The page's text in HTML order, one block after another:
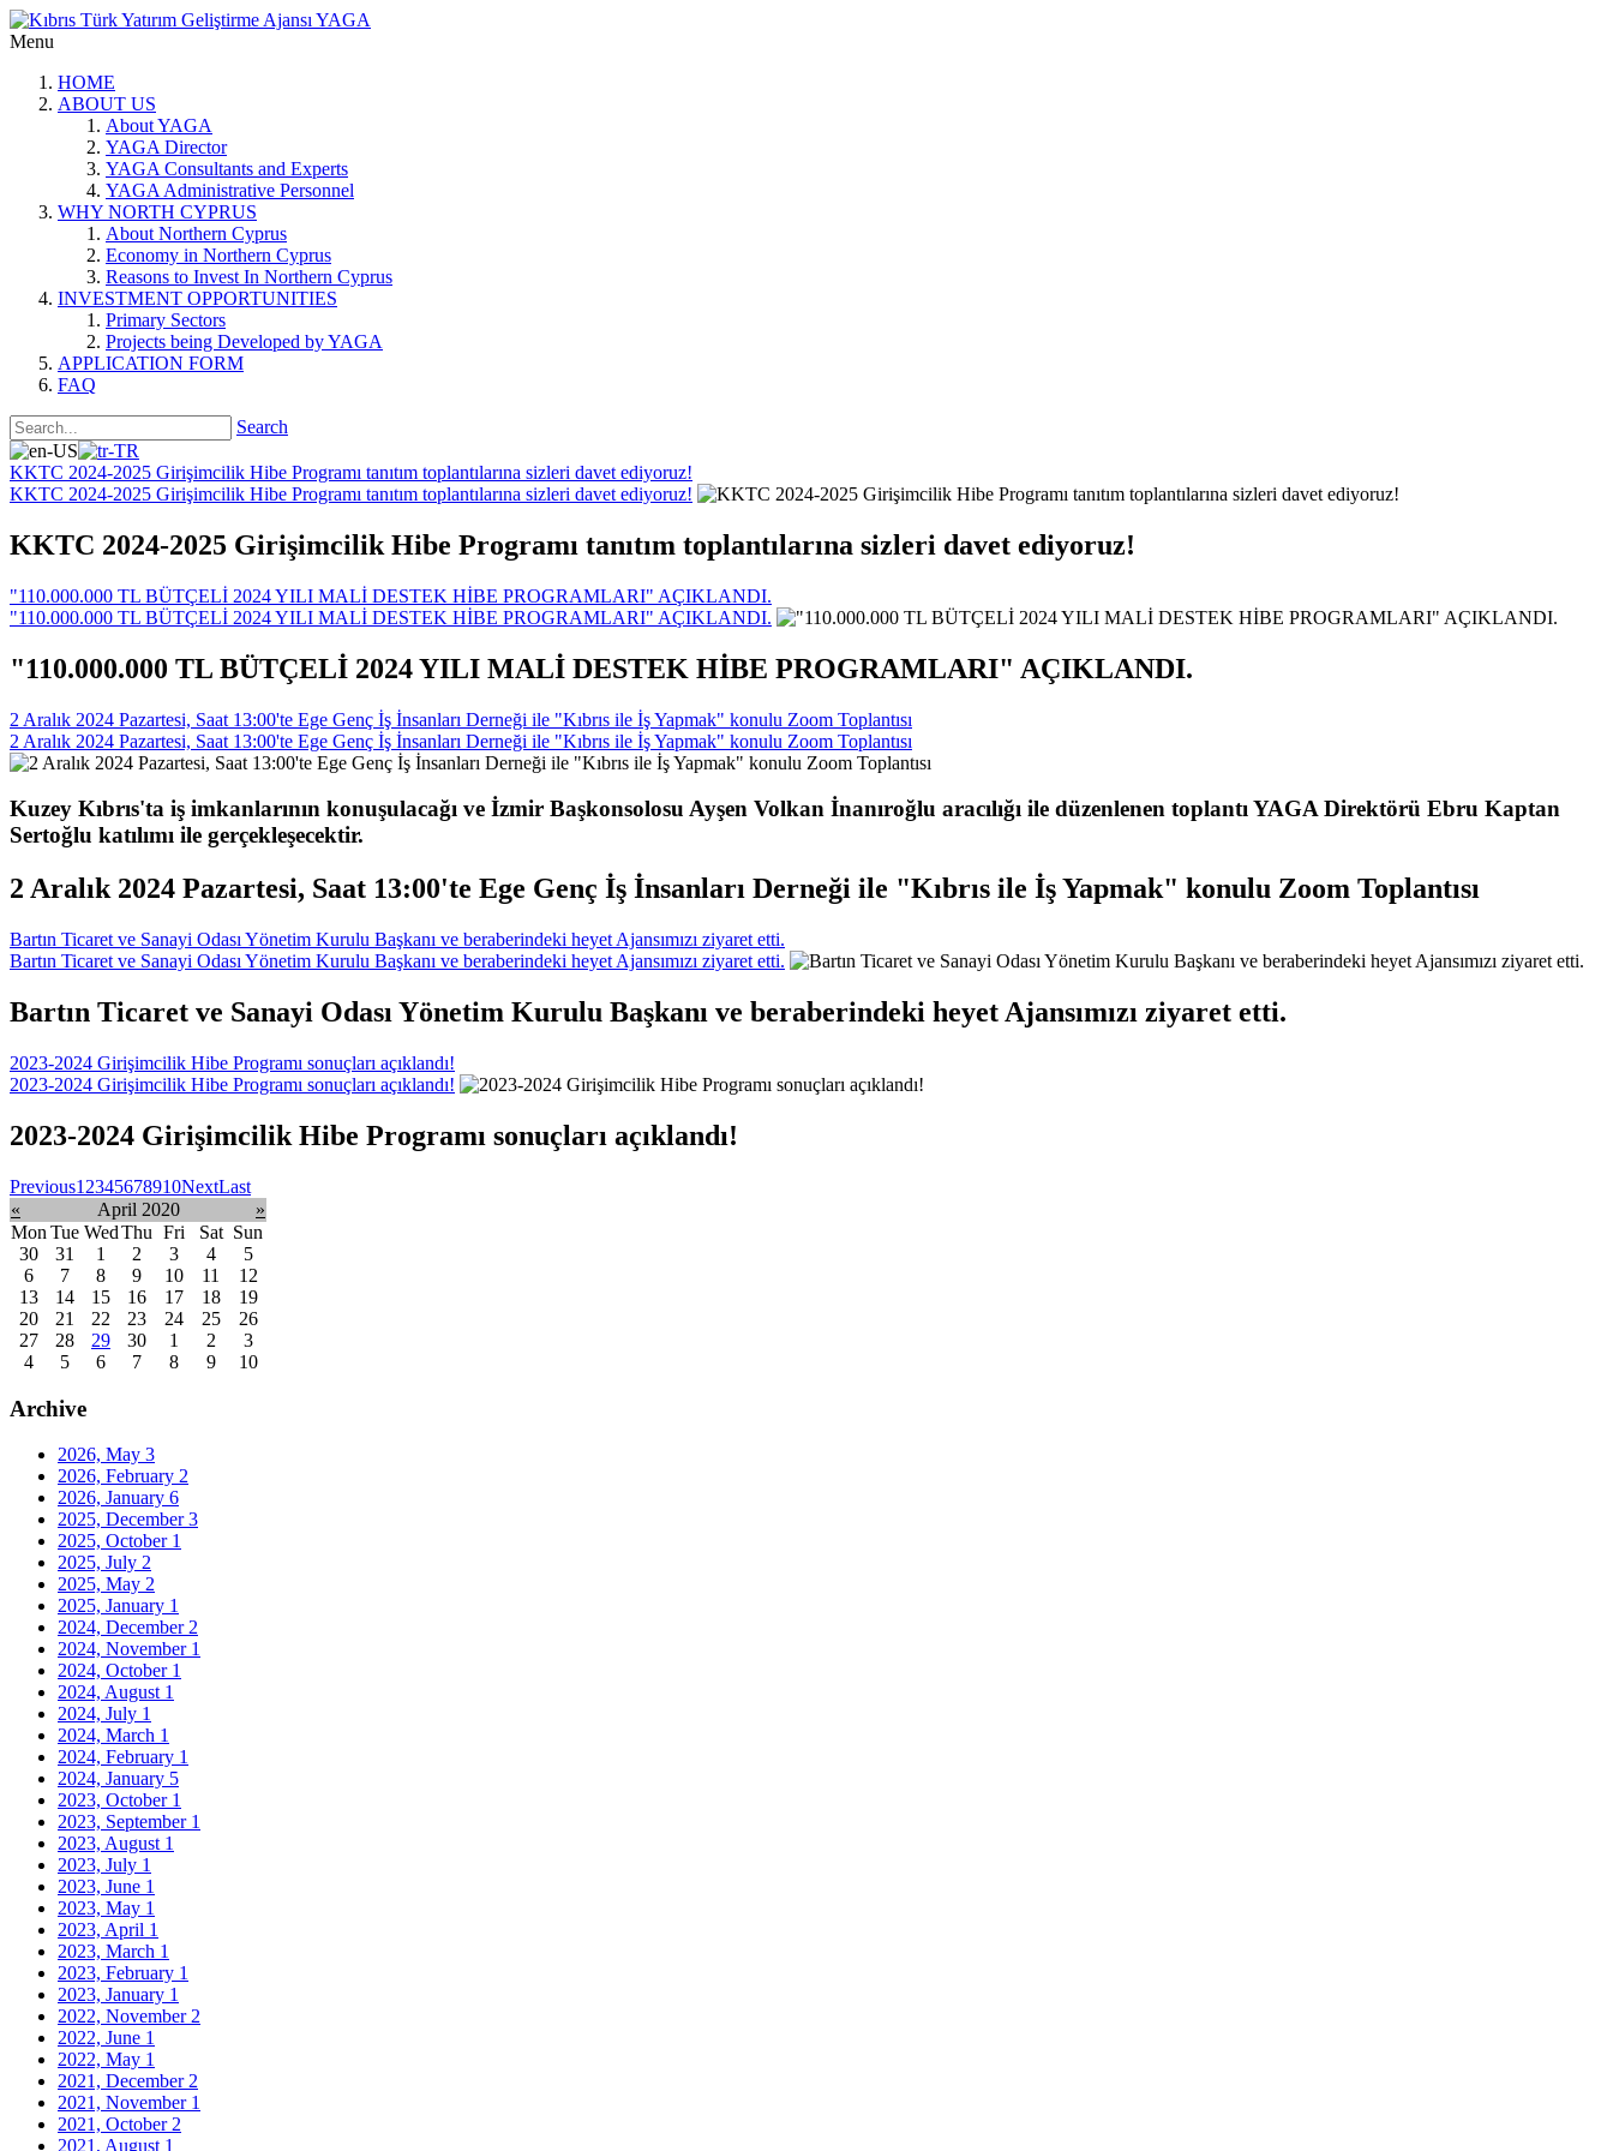
Menu
HOME
ABOUT US
About YAGA
YAGA Director
YAGA Consultants and Experts
YAGA Administrative Personnel
WHY NORTH CYPRUS
About Northern Cyprus
Economy in Northern Cyprus
Reasons to Invest In Northern Cyprus
INVESTMENT OPPORTUNITIES
Primary Sectors
Projects being Developed by YAGA
APPLICATION FORM
FAQ
Search
KKTC 2024-2025 Girişimcilik Hibe Programı tanıtım toplantılarına sizleri davet ediyoruz!
KKTC 2024-2025 Girişimcilik Hibe Programı tanıtım toplantılarına sizleri davet ediyoruz!
KKTC 2024-2025 Girişimcilik Hibe Programı tanıtım toplantılarına sizleri davet ediyoruz!
"110.000.000 TL BÜTÇELİ 2024 YILI MALİ DESTEK HİBE PROGRAMLARI" AÇIKLANDI.
"110.000.000 TL BÜTÇELİ 2024 YILI MALİ DESTEK HİBE PROGRAMLARI" AÇIKLANDI.
"110.000.000 TL BÜTÇELİ 2024 YILI MALİ DESTEK HİBE PROGRAMLARI" AÇIKLANDI.
2 Aralık 2024 Pazartesi, Saat 13:00'te Ege Genç İş İnsanları Derneği ile "Kıbrıs ile İş Yapmak" konulu Zoom Toplantısı
2 Aralık 2024 Pazartesi, Saat 13:00'te Ege Genç İş İnsanları Derneği ile "Kıbrıs ile İş Yapmak" konulu Zoom Toplantısı
Kuzey Kıbrıs'ta iş imkanlarının konuşulacağı ve İzmir Başkonsolosu Ayşen Volkan İnanıroğlu aracılığı ile düzenlenen toplantı YAGA Direktörü Ebru Kaptan
Sertoğlu katılımı ile gerçekleşecektir.
2 Aralık 2024 Pazartesi, Saat 13:00'te Ege Genç İş İnsanları Derneği ile "Kıbrıs ile İş Yapmak" konulu Zoom Toplantısı
Bartın Ticaret ve Sanayi Odası Yönetim Kurulu Başkanı ve beraberindeki heyet Ajansımızı ziyaret etti.
Bartın Ticaret ve Sanayi Odası Yönetim Kurulu Başkanı ve beraberindeki heyet Ajansımızı ziyaret etti.
Bartın Ticaret ve Sanayi Odası Yönetim Kurulu Başkanı ve beraberindeki heyet Ajansımızı ziyaret etti.
2023-2024 Girişimcilik Hibe Programı sonuçları açıklandı!
2023-2024 Girişimcilik Hibe Programı sonuçları açıklandı!
2023-2024 Girişimcilik Hibe Programı sonuçları açıklandı!
Previous1 2345678910NextLast
«
April 2020
»
Mon Tue WedThu Fri Sat Sun
30
31 1 2 3 4
5
6
7 8 9 10 11
12
13
14 15 16 17 18
19
20
21 22 23 24 25
26
27
28 29 30 1 2
3
4
5 6 7 8 9 10
Archive
2026, May 3
2026, February 2
2026, January 6
2025, December3
2025, October 1
2025, July 2
2025, May 2
2025, January 1
2024, December 2
2024, November 1
2024, October 1
2024, August 1
2024, July 1
2024, March 1
2024, February 1
2024, January 5
2023, October 1
2023, September 1
2023, August 1
2023, July 1
2023, June 1
2023, May 1
2023, April 1
2023, March 1
2023, February 1
2023, January 1
2022, November 2
2022, June 1
2022, May 1
2021, December 2
2021, November 1
2021, October 2
2021, August 1